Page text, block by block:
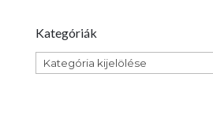
Kategóriák
Kategóriák